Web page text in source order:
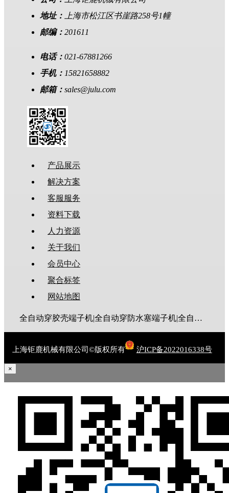
地址：
上海市松江区书崖路258号1幢
邮编： 201611
电话： 021-67881266
手机： 15821658882
邮箱： sales@julu.com
产品展示
解决方案
客服服务
资料下载
人力资源
关于我们
会员中心
聚合标签
网站地图
全自动穿胶壳端子机|全自动穿防水塞端子机|全自动穿热缩管端子机|全自动穿护套端子机|全自动穿号码管端子机|全自动端子机|全自动穿防水栓端子机|端子压着机|端子压接机|静音端子机|多芯线端子机|护套线端子机|全自动排线端子机|新能源大平方压接机|电脑剥线机|自动剥线机|裁线机|剥线机
上海钜鹿机械有限公司©版权所有 沪ICP备2022016338号
×